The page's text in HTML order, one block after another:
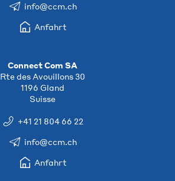
info@ccm.ch
Anfahrt
Connect Com SA
Rte des Avouillons 30
1196 Gland
Suisse
+41 21 804 66 22
info@ccm.ch
Anfahrt